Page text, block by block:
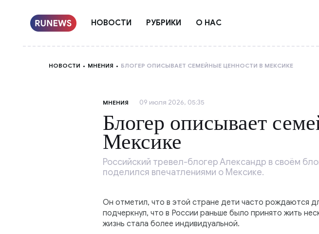
НОВОСТИ РУБРИКИ О НАС
НОВОСТИ МНЕНИЯ БЛОГЕР ОПИСЫВАЕТ СЕМЕЙНЫЕ ЦЕННОСТИ В МЕКСИКЕ
МНЕНИЯ 09 июля 2026, 05:35
Блогер описывает
Мексике
Российский тревел-блогер Александр в своём
поделился впечатлениями о Мексике.
Он отметил, что в этой стране дети часто рождаются
подчеркнул, что в России раньше было принято жить
жизнь стала более индивидуальной.